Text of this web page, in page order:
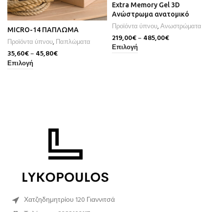
MICRO-14 ΠΑΠΛΩΜΑ
Προϊόντα ύπνου,Παπλώματα
35,60€– 45,80€
Επιλογή
Extra Memory Gel 3D
Ανώστρωμα ανατομικό
Προϊόντα ύπνου,Ανωστρώματα
219,00€– 485,00€
Επιλογή
Χατζηδημητρίου 120 Γιαννιτσά